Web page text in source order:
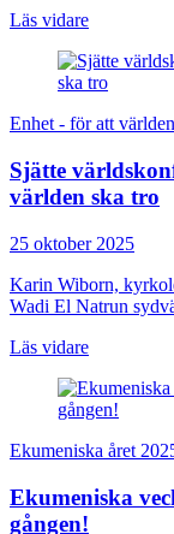
Läs vidare
Enhet - för att
Sjätte
världen ska tro
25 oktober 2025
Karin Wiborn,
Wadi El Natrun
Läs vidare
Ekumeniska året
Ekumeniska
gången!